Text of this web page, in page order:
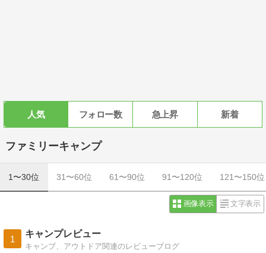
人気 フォロー数 急上昇 新着
ファミリーキャンプ
1〜30位 31〜60位 61〜90位 91〜120位 121〜150位
画像表示 文字表示
1
キャンプレビュー
キャンプ、アウトドア関連のレビューブログ